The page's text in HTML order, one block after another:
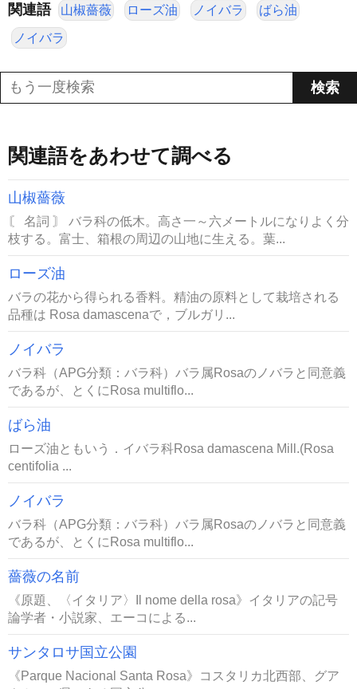
関連語 山椒薔薇 ローズ油 ノイバラ ばら油
ノイバラ
関連語をあわせて調べる
山椒薔薇
〘 名詞 〙 バラ科の低木。高さ一～六メートルになりよく分
枝する。富士、箱根の周辺の山地に生える。葉...
ローズ油
バラの花から得られる香料。精油の原料として栽培される
品種は Rosa damascenaで，ブルガリ...
ノイバラ
バラ科（APG分類：バラ科）バラ属Rosaのノバラと同意義
であるが、とくにRosa multiflo...
ばら油
ローズ油ともいう．イバラ科Rosa damascena Mill.(Rosa
centifolia ...
ノイバラ
バラ科（APG分類：バラ科）バラ属Rosaのノバラと同意義
であるが、とくにRosa multiflo...
薔薇の名前
《原題、〈イタリア〉Il nome della rosa》イタリアの記号
論学者・小説家、エーコによる...
サンタロサ国立公園
《Parque Nacional Santa Rosa》コスタリカ北西部、グア